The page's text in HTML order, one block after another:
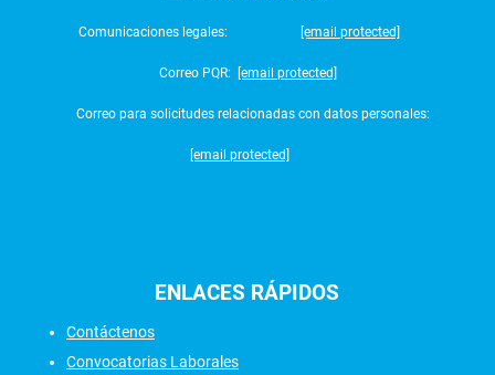
Comunicaciones legales: [email protected]
Correo PQR: [email protected]
Correo para solicitudes relacionadas con datos personales:
[email protected]
ENLACES RÁPIDOS
Contáctenos
Convocatorias Laborales